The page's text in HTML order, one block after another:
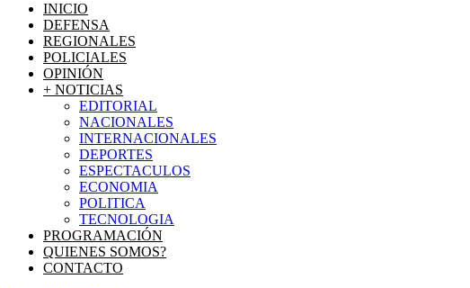
INICIO
DEFENSA
REGIONALES
POLICIALES
OPINIÓN
+ NOTICIAS
EDITORIAL
NACIONALES
INTERNACIONALES
DEPORTES
ESPECTACULOS
ECONOMIA
POLITICA
TECNOLOGIA
PROGRAMACIÓN
QUIENES SOMOS?
CONTACTO